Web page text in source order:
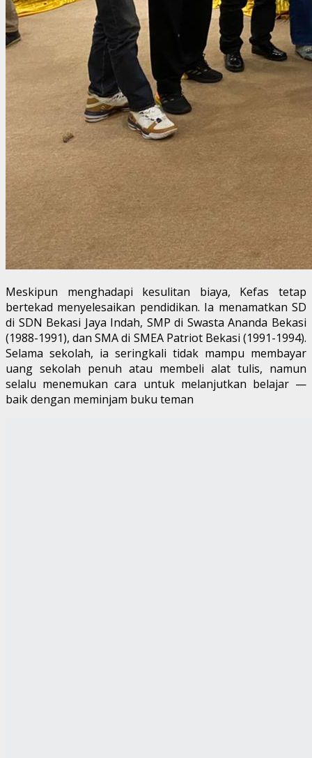
Meskipun menghadapi kesulitan biaya, Kefas tetap
bertekad menyelesaikan pendidikan. Ia menamatkan SD
di SDN Bekasi Jaya Indah, SMP di Swasta Ananda Bekasi
(1988-1991), dan SMA di SMEA Patriot Bekasi (1991-1994).
Selama sekolah, ia seringkali tidak mampu membayar
uang sekolah penuh atau membeli alat tulis, namun
selalu menemukan cara untuk melanjutkan belajar —
baik dengan meminjam buku teman